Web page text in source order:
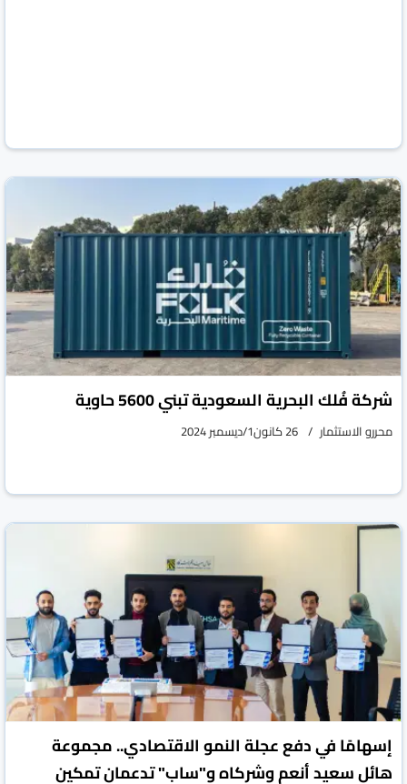
شركة فُلك البحرية السعودية تبني 5600 حاوية
محررو الاستثمار 26 كانون1/ديسمبر 2024
إسهامًا في دفع عجلة النمو الاقتصادي.. مجموعة
هائل سعيد أنعم وشركاه و"ساب" تدعمان تمكين